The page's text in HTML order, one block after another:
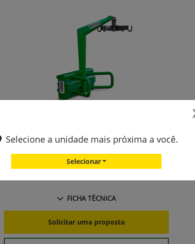
Fácil instalação
Mais praticidade e segurança nas operações
FICHA TÉCNICA
Solicitar uma proposta
Selecione a unidade mais próxima a você.
Selecionar